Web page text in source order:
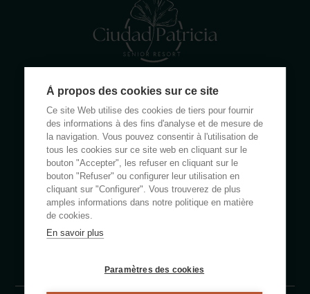
Calle Rumanía 26 · 03503 Benidorm (Alicante)
(+34) 965 855 100
apartamentos@ciudadpatricia.com
À propos des cookies sur ce site
Ce site Web utilise des cookies de tiers pour fournir
des informations à des fins d'analyse et de mesure de
la navigation. Vous pouvez consentir à l'utilisation de
tous les cookies sur ce site web en cliquant sur le
bouton "Accepter", les refuser en cliquant sur le
bouton "Refuser" ou configurer leur utilisation en
cliquant sur "Configurer". Vous trouverez de plus
amples informations dans notre politique en matière
de cookies.
En savoir plus
Paramètres des cookies